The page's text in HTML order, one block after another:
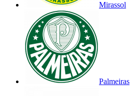
Mirassol
Palmeiras